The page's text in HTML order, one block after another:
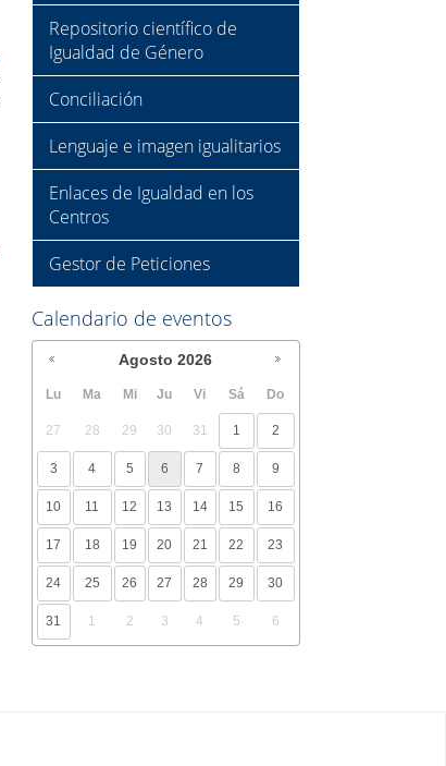
Repositorio científico de
Igualdad de Género
Conciliación
Lenguaje e imagen igualitarios
Enlaces de Igualdad en los
Centros
Gestor de Peticiones
Calendario de eventos
Agosto 2026
Lu Ma Mi Ju Vi Sá Do
27 28 29 30 31 1 2
3 4 5 6 7 8 9
10 11 12 13 14 15 16
17 18 19 20 21 22 23
24 25 26 27 28 29 30
31 1 2 3 4 5 6